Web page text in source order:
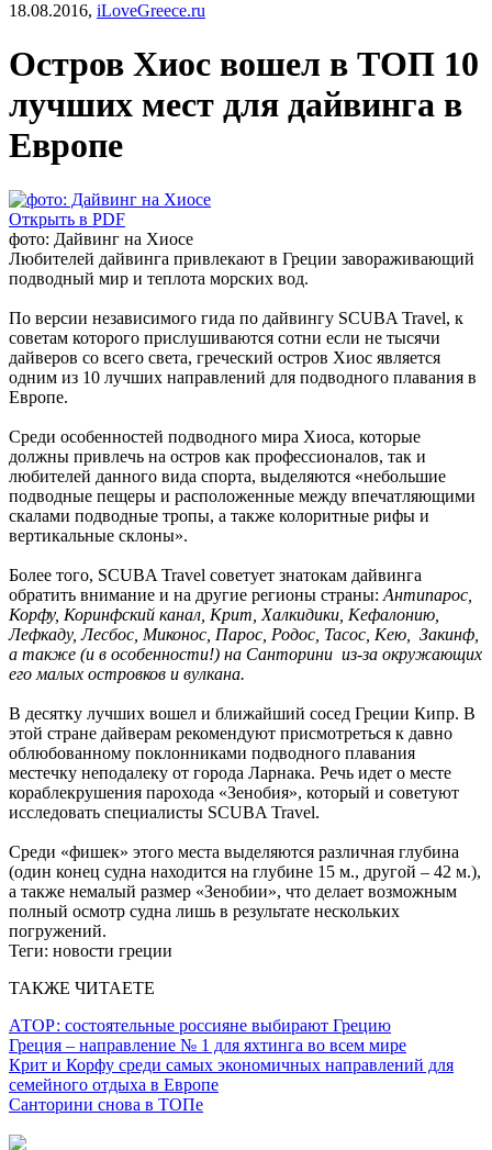
18.08.2016, iLoveGreece.ru
Остров Хиос вошел в ТОП 10
лучших мест для дайвинга в
Европе
Открыть в PDF
фото: Дайвинг на Хиосе
Любителей дайвинга привлекают в Греции завораживающий
подводный мир и теплота морских вод.
По версии независимого гида по дайвингу SCUBA Travel, к
советам которого прислушиваются сотни если не тысячи
дайверов со всего света, греческий остров Хиос является
одним из 10 лучших направлений для подводного плавания в
Европе.
Среди особенностей подводного мира Хиоса, которые
должны привлечь на остров как профессионалов, так и
любителей данного вида спорта, выделяются «небольшие
подводные пещеры и расположенные между впечатляющими
скалами подводные тропы, а также колоритные рифы и
вертикальные склоны».
Более того, SCUBA Travel советует знатокам дайвинга
обратить внимание и на другие регионы страны: Антипарос,
Корфу, Коринфский канал, Крит, Халкидики, Кефалонию,
Лефкаду, Лесбос, Миконос, Парос, Родос, Тасос, Кею, Закинф,
а также (и в особенности!) на Санторини из-за окружающих
его малых островков и вулкана.
В десятку лучших вошел и ближайший сосед Греции Кипр. В
этой стране дайверам рекомендуют присмотреться к давно
облюбованному поклонниками подводного плавания
местечку неподалеку от города Ларнака. Речь идет о месте
кораблекрушения парохода «Зенобия», который и советуют
исследовать специалисты SCUBA Travel.
Среди «фишек» этого места выделяются различная глубина
(один конец судна находится на глубине 15 м., другой – 42 м.),
а также немалый размер «Зенобии», что делает возможным
полный осмотр судна лишь в результате нескольких
погружений.
Теги: новости греции
ТАКЖЕ ЧИТАЕТЕ
АТОР: состоятельные россияне выбирают Грецию
Греция – направление № 1 для яхтинга во всем мире
Крит и Корфу среди самых экономичных направлений для
семейного отдыха в Европе
Санторини снова в ТОПе